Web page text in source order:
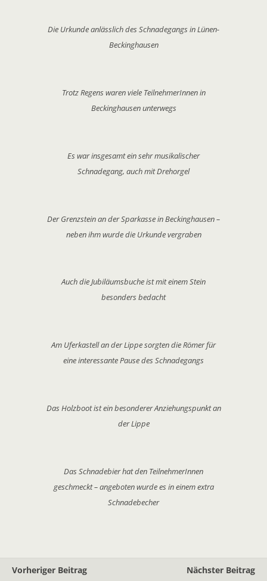
Die Urkunde anlässlich des Schnadegangs in Lünen-
Beckinghausen
Trotz Regens waren viele TeilnehmerInnen in
Beckinghausen unterwegs
Es war insgesamt ein sehr musikalischer
Schnadegang, auch mit Drehorgel
Der Grenzstein an der Sparkasse in Beckinghausen –
neben ihm wurde die Urkunde vergraben
Auch die Jubiläumsbuche ist mit einem Stein
besonders bedacht
Am Uferkastell an der Lippe sorgten die Römer für
eine interessante Pause des Schnadegangs
Das Holzboot ist ein besonderer Anziehungspunkt an
der Lippe
Das Schnadebier hat den TeilnehmerInnen
geschmeckt – angeboten wurde es in einem extra
Schnadebecher
Vorheriger Beitrag
Nächster Beitrag